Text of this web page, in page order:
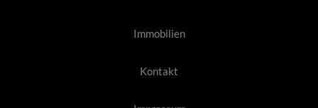
Immobilien
Kontakt